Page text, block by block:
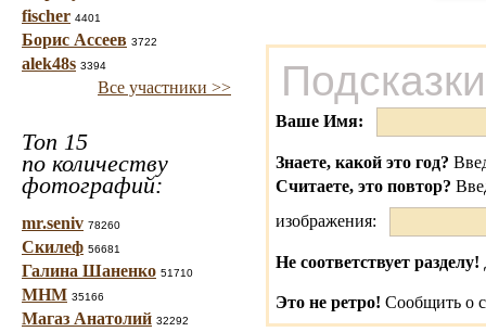
fischer 4401
Борис Ассеев 3722
alek48s 3394
Все участники >>
Топ 15
по количеству
фотографий:
mr.seniv 78260
Скилеф 56681
Галина Шаненко 51710
МНМ 35166
Магаз Анатолий 32292
Ваше Имя:
Знаете, какой это год?
Считаете, это повтор?
изображения:
Не соответствует разделу!
Это не ретро! Сообщить о